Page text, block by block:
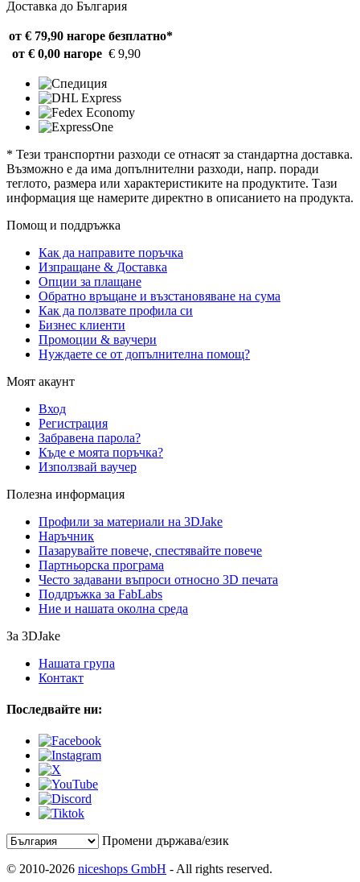
Доставка до България
от € 79,90 нагоре безплатно*
от € 0,00 нагоре € 9,90
* Тези транспортни разходи се отнасят за стандартна доставка.
Възможно е да има допълнителни разходи, напр. поради
теглото, размера или характеристиките на продуктите. Тази
информация ще намерите директно в описанието на продукта.
Помощ и поддръжка
Как да направите поръчка
Изпращане & Доставка
Опции за плащане
Обратно връщане и възстановяване на сума
Как да ползвате профила си
Бизнес клиенти
Промоции & ваучери
Нуждаете се от допълнителна помощ?
Моят акаунт
Вход
Регистрация
Забравена парола?
Къде е моята поръчка?
Използвай ваучер
Полезна информация
Профили за материали на 3DJake
Наръчник
Пазарувайте повече, спестявайте повече
Партньорска програма
Често задавани въпроси относно 3D печата
Поддръжка за FabLabs
Ние и нашата околна среда
За 3DJake
Нашата група
Контакт
Последвайте ни:
Промени държава/език
© 2010-2026 niceshops GmbH - All rights reserved.